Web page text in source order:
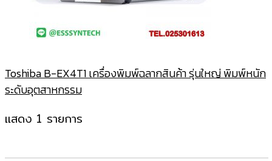
Toshiba B-EX4T1 เครื่องพิมพ์ฉลากสินค้า รุ่นใหญ่ พิมพ์หนัก
ระดับอุตสาหกรรม
แสดง 1 รายการ